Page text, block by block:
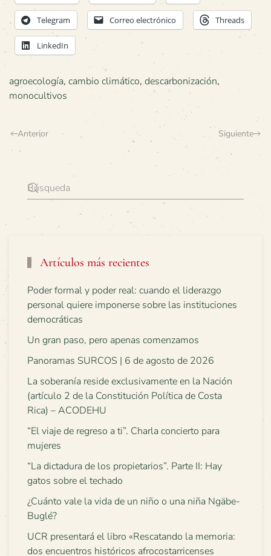
Telegram Correo electrónico Threads
LinkedIn
agroecología, cambio climático, descarbonización,
monocultivos
Anterior Siguiente
Artículos más recientes
Poder formal y poder real: cuando el liderazgo
personal quiere imponerse sobre las instituciones
democráticas
Un gran paso, pero apenas comenzamos
Panoramas SURCOS | 6 de agosto de 2026
La soberanía reside exclusivamente en la Nación
(artículo 2 de la Constitución Política de Costa
Rica) – ACODEHU
“El viaje de regreso a ti”. Charla concierto para
mujeres
“La dictadura de los propietarios”. Parte II: Hay
gatos sobre el techado
¿Cuánto vale la vida de un niño o una niña Ngäbe-
Buglé?
UCR presentará el libro «Rescatando la memoria:
dos encuentros históricos afrocostarricenses